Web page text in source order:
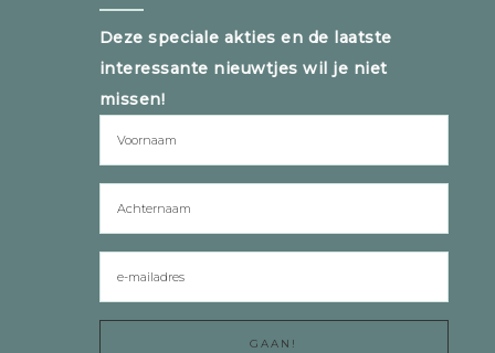
Deze speciale akties en de laatste
interessante nieuwtjes wil je niet
missen!